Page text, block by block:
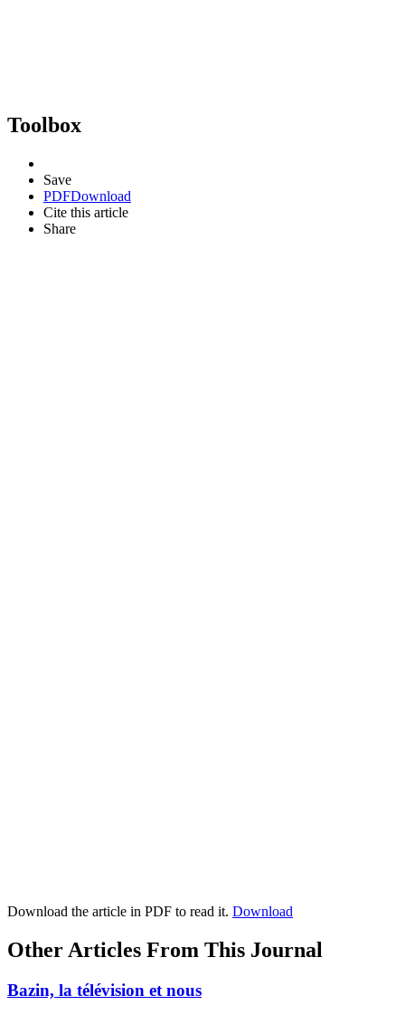
Toolbox
Save
PDFDownload
Cite this article
Share
Download the article in PDF to read it. Download
Other Articles From This Journal
Bazin, la télévision et nous